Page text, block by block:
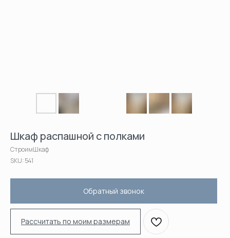
Шкаф распашной с полками
СтроимШкаф
SKU: 541
Обратный звонок
Рассчитать по моим размерам